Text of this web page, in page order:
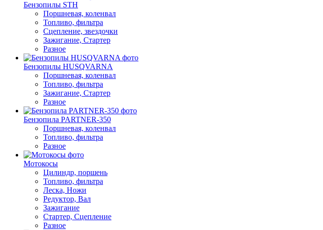
Бензопилы STH
Поршневая, коленвал
Топливо, фильтра
Сцепление, звездочки
Зажигание, Стартер
Разное
Бензопилы HUSQVARNA
Поршневая, коленвал
Топливо, фильтра
Зажигание, Стартер
Разное
Бензопила PARTNER-350
Поршневая, коленвал
Топливо, фильтра
Разное
Мотокосы
Цилиндр, поршень
Топливо, фильтра
Леска, Ножи
Редуктор, Вал
Зажигание
Стартер, Сцепление
Разное